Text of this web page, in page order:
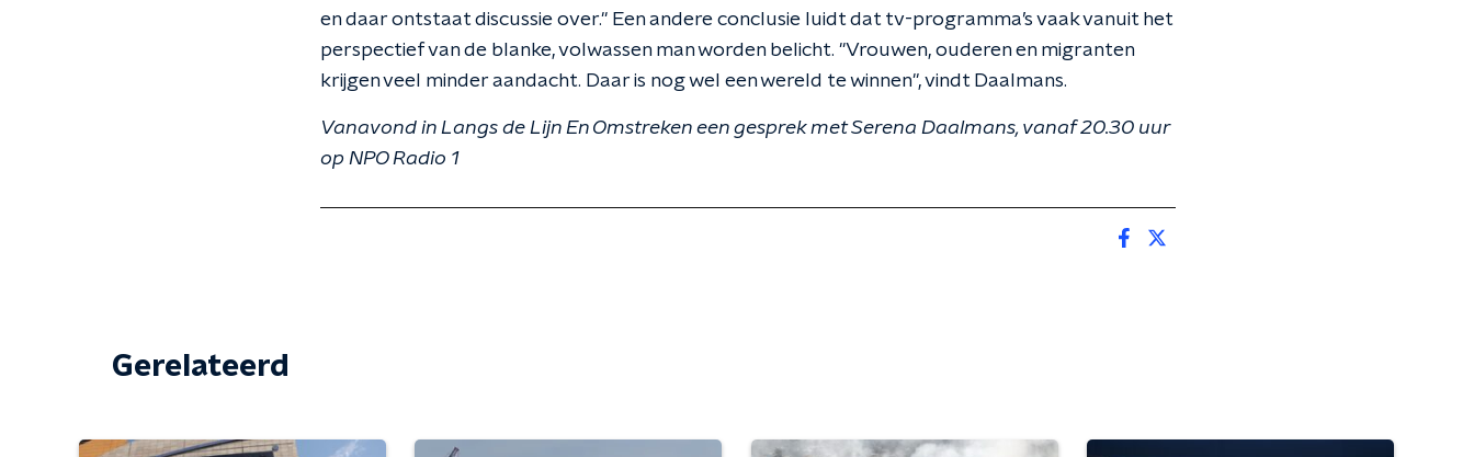
en daar ontstaat discussie over." Een andere conclusie luidt dat tv-programma’s vaak vanuit het
perspectief van de blanke, volwassen man worden belicht. "Vrouwen, ouderen en migranten
krijgen veel minder aandacht. Daar is nog wel een wereld te winnen", vindt Daalmans.
Vanavond in Langs de Lijn En Omstreken een gesprek met Serena Daalmans, vanaf 20.30 uur
op NPO Radio 1
Gerelateerd